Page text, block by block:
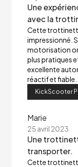
Une
avec la
Cette
impressionné.
motorisation
plus pratiques
excellente
réactif et fiable.
KickScooter
Marie
25 avril 2023
Une
transporter.
Cette